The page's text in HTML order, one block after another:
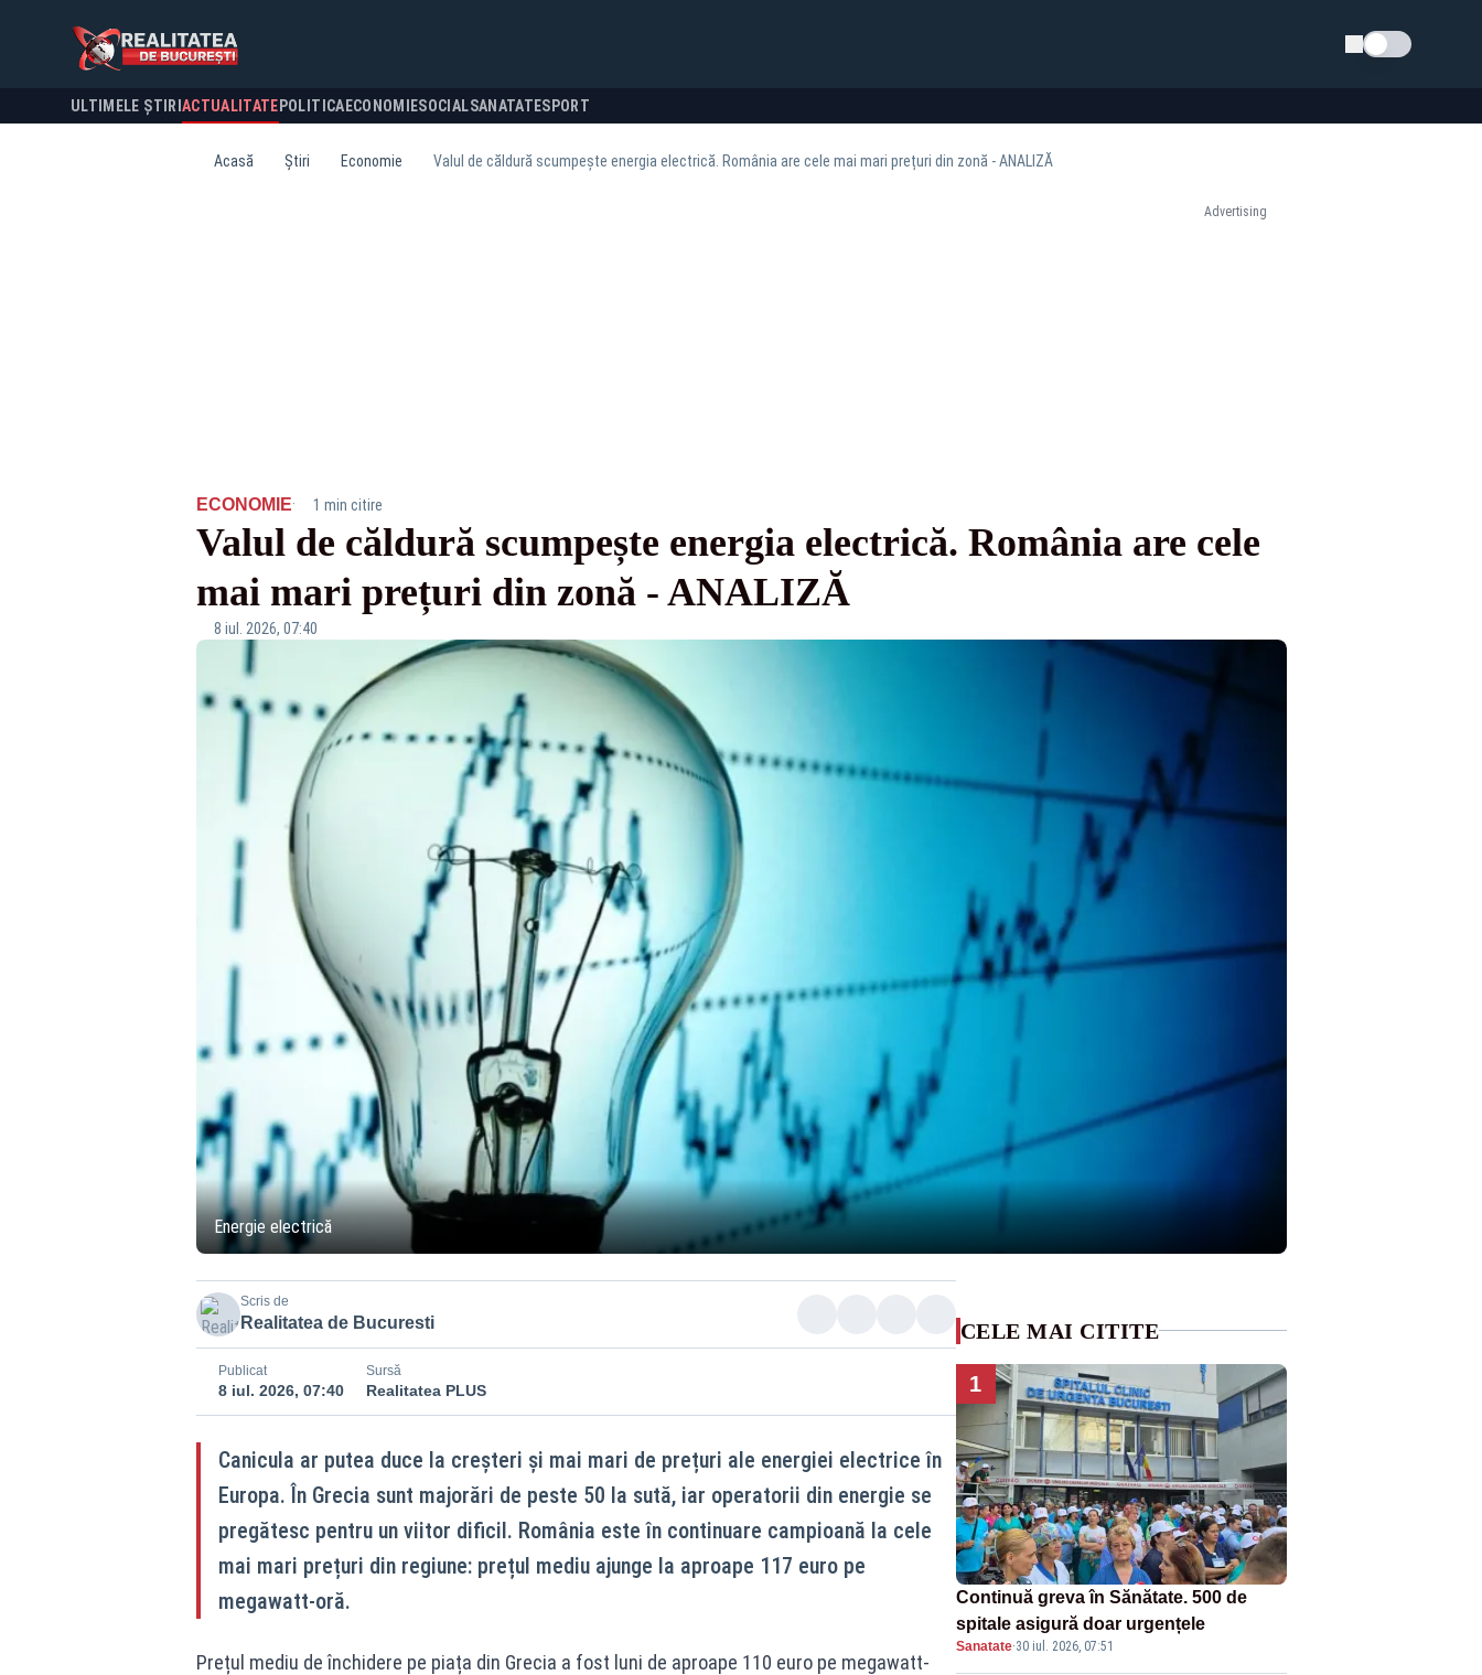
Schimba tema
ULTIMELE ȘTIRI ACTUALITATE POLITICA ECONOMIESOCIALSANATATESPORT
Acasă Știri Economie Valul de căldură scumpește energia electrică. România are cele mai mari prețuri din zonă - ANALIZĂ
Advertising
ECONOMIE· 1 min citire
Valul de căldură scumpește energia electrică. România are cele
mai mari prețuri din zonă - ANALIZĂ
8 iul. 2026, 07:40
Energie electrică
Scris de
Realitatea de Bucuresti
Publicat
8 iul. 2026, 07:40
Sursă
Realitatea PLUS
Canicula ar putea duce la creșteri și mai mari de prețuri ale energiei electrice în
Europa. În Grecia sunt majorări de peste 50 la sută, iar operatorii din energie se
pregătesc pentru un viitor dificil. România este în continuare campioană la cele
mai mari prețuri din regiune: prețul mediu ajunge la aproape 117 euro pe
megawatt-oră.
Prețul mediu de închidere pe piața din Grecia a fost luni de aproape 110 euro pe megawatt-
CELE MAI CITITE
1
Continuă greva în Sănătate. 500 de
spitale asigură doar urgențele
Sanatate·30 iul. 2026, 07:51